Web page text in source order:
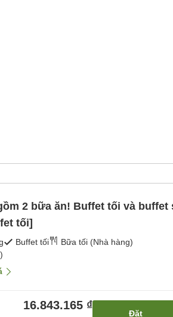
2 bữa ăn! Buffet tối và buffet
tối]
Buffet tối
Bữa tối (Nhà hàng)
16.843.165 ₫
Đặt